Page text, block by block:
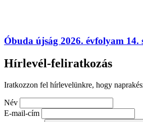
Óbuda újság 2026. évfolyam 14.
Hírlevél-feliratkozás
Iratkozzon fel hírlevelünkre, hogy
Név
E-mail-cím